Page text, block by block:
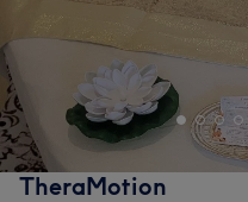
TheraMotion